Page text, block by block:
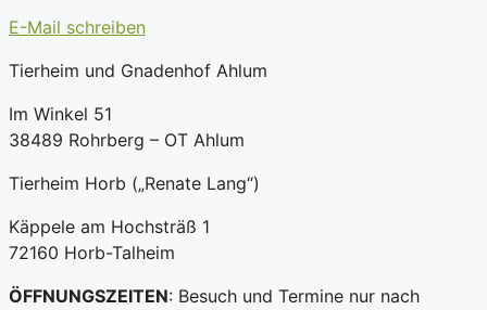
E-Mail schreiben
Tierheim und Gnadenhof Ahlum
Im Winkel 51
38489 Rohrberg – OT Ahlum
Tierheim Horb („Renate Lang“)
Käppele am Hochsträß 1
72160 Horb-Talheim
ÖFFNUNGSZEITEN: Besuch und Termine nur nach